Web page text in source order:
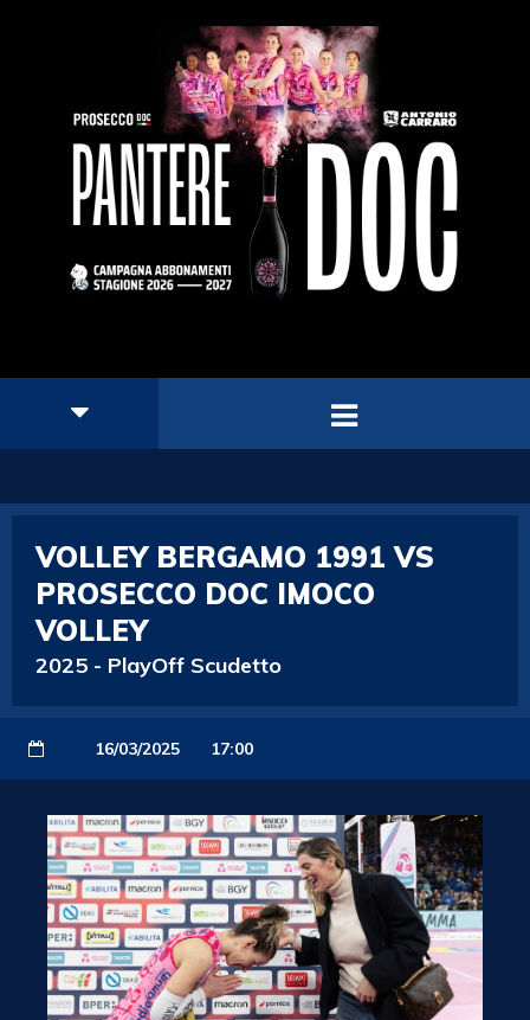
VOLLEY BERGAMO 1991 VS
PROSECCO DOC IMOCO
VOLLEY
2025 - PlayOff Scudetto
16/03/2025 17:00